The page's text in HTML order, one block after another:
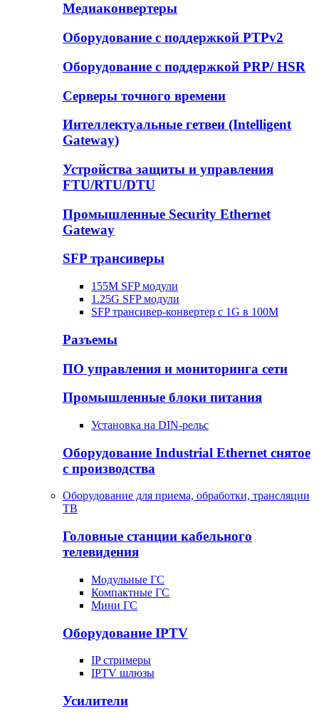
Медиаконвертеры
Оборудование с поддержкой PTPv2
Оборудование с поддержкой PRP/ HSR
Серверы точного времени
Интеллектуальные гетвеи (Intelligent
Gateway)
Устройства защиты и управления
FTU/RTU/DTU
Промышленные Security Ethernet
Gateway
SFP трансиверы
155M SFP модули
1.25G SFP модули
SFP трансивер-конвертер с 1G в 100М
Разъемы
ПО управления и мониторинга сети
Промышленные блоки питания
Установка на DIN-рельс
Оборудование Industrial Ethernet снятое
с производства
Оборудование для приема, обработки, трансляции
ТВ
Головные станции кабельного
телевидения
Модульные ГС
Компактные ГС
Мини ГС
Оборудование IPTV
IP стримеры
IPTV шлюзы
Усилители